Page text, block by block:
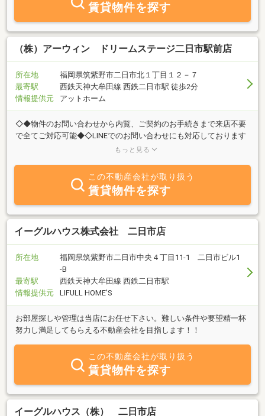
賃貸物件を探す
（株）アーウィン ドリームステージ二日市駅前店
所在地
福岡県筑紫野市二日市北１丁目１２－７
最寄駅
西鉄天神大牟田線 西鉄二日市駅 徒歩2分
情報提供元
アットホーム
◇◆物件のお問い合わせから内覧、ご契約のお手続きまで来店不要
で全てご対応可能◆◇LINEでのお問い合わせにも対応しております
♪弊社HPの「LINEで問い合わせ」から友達追加できます！
大野城市、春日市、福岡市内まで福岡県内全域のお部屋探しお任せ
ください♪経験豊富なスタッフがあなたのお部屋探しを全力でサポ
ートいたします！初期費用を抑えたい、保証人不要、デザイナーズ
等々どんな条件でもご相談ください☆ご成約キャンペーンを実施し
ているのでお客様に楽しんでいただけるサービスもご用意しており
ます！あなたの新生活、是非当店で応援させてください♪♪アプリか
https://yappli.plus/dreamstage_athome
もっと見る
この不動産会社が取り扱う
賃貸物件を探す
イーグルハウス株式会社 二日市店
所在地
福岡県筑紫野市二日市中央４丁目11-1 二日市ビル1
-B
最寄駅
西鉄天神大牟田線 西鉄二日市駅
情報提供元
LIFULL HOME'S
お部屋探しや管理は当店にお任せ下さい。難しい条件や要望精一杯
努力し満足してもらえる不動産会社を目指します！！
この不動産会社が取り扱う
賃貸物件を探す
イーグルハウス（株） 二日市店